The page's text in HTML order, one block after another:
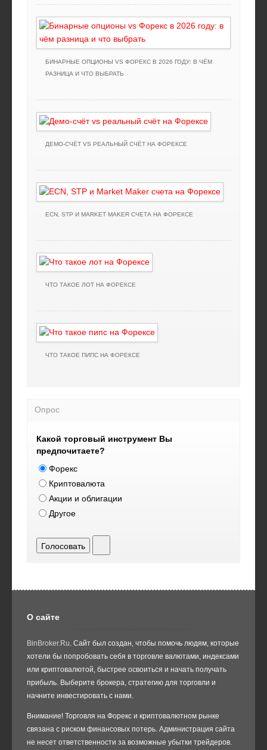
БИНАРНЫЕ ОПЦИОНЫ VS ФОРЕКС В 2026 ГОДУ: В ЧЁМ
РАЗНИЦА И ЧТО ВЫБРАТЬ
ДЕМО-СЧЁТ VS РЕАЛЬНЫЙ СЧЁТ НА ФОРЕКСЕ
ECN, STP И MARKET MAKER СЧЕТА НА ФОРЕКСЕ
ЧТО ТАКОЕ ЛОТ НА ФОРЕКСЕ
ЧТО ТАКОЕ ПИПС НА ФОРЕКСЕ
Опрос
Какой торговый инструмент Вы
предпочитаете?
Форекс
Криптовалюта
Акции и облигации
Другое
Голосовать
О сайте
BinBroker.Ru. Сайт был создан, чтобы помочь людям, которые
хотели бы попробовать себя в торговле валютами, индексами
или криптовалютой, быстрее освоиться и начать получать
прибыль. Выберите брокера, стратегию для торговли и
начните инвестировать с нами.
Внимание! Торговля на Форекс и криптовалютном рынке
связана с риском финансовых потерь. Администрация сайта
не несет ответственности за возможные убытки трейдеров.